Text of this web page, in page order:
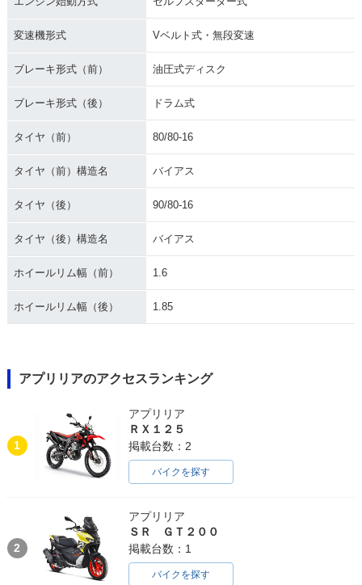
変速機形式 Vベルト式・無段変速
ブレーキ形式（前） 油圧式ディスク
ブレーキ形式（後） ドラム式
タイヤ（前） 80/80-16
タイヤ（前）構造名 バイアス
タイヤ（後） 90/80-16
タイヤ（後）構造名 バイアス
ホイールリム幅（前） 1.6
ホイールリム幅（後） 1.85
アプリリアのアクセスランキング
1
アプリリア
ＲＸ１２５
掲載台数：2
バイクを探す
2
アプリリア
ＳＲ ＧＴ２００
掲載台数：1
バイクを探す